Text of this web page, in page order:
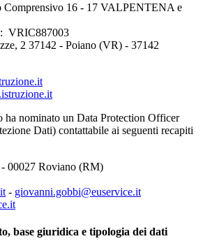
Comprensivo 16 - 17 VALPENTENA e
VRIC887003
2 37142 - Poiano (VR) - 37142
ha nominato un Data Protection Officer
Dati) contattabile ai seguenti recapiti
00027 Roviano (RM)
- giovanni.gobbi@euservice.it
base giuridica e tipologia dei dati